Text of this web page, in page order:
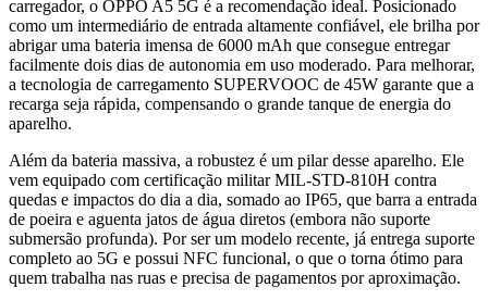
carregador, o OPPO A5 5G é a recomendação ideal. Posicionado
como um intermediário de entrada altamente confiável, ele brilha por
abrigar uma bateria imensa de 6000 mAh que consegue entregar
facilmente dois dias de autonomia em uso moderado. Para melhorar,
a tecnologia de carregamento SUPERVOOC de 45W garante que a
recarga seja rápida, compensando o grande tanque de energia do
aparelho.
Além da bateria massiva, a robustez é um pilar desse aparelho. Ele
vem equipado com certificação militar MIL-STD-810H contra
quedas e impactos do dia a dia, somado ao IP65, que barra a entrada
de poeira e aguenta jatos de água diretos (embora não suporte
submersão profunda). Por ser um modelo recente, já entrega suporte
completo ao 5G e possui NFC funcional, o que o torna ótimo para
quem trabalha nas ruas e precisa de pagamentos por aproximação.